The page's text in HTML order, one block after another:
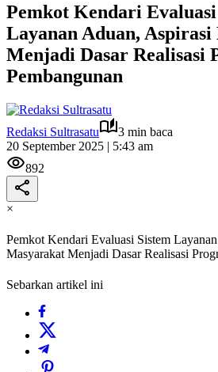
Pemkot Kendari Evaluasi
Layanan Aduan,
Menjadi Dasar Realisasi
Pembangunan
Redaksi Sultrasatu
3 min baca
20 September 2025 | 5:43 am
892
×
Pemkot Kendari Evaluasi Sistem
Masyarakat Menjadi Dasar Realisasi
Sebarkan artikel ini